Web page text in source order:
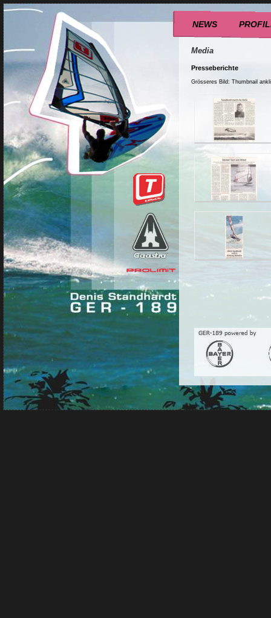
Media
Presseberichte
Grösseres Bild: Thumbnail
NEWS